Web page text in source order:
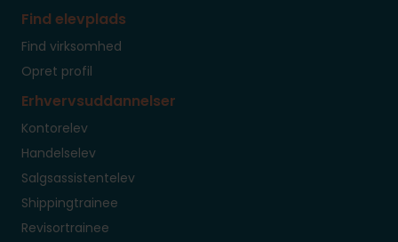
Find elevplads
Find virksomhed
Opret profil
Erhvervsuddannelser
Kontorelev
Handelselev
Salgsassistentelev
Shippingtrainee
Revisortrainee